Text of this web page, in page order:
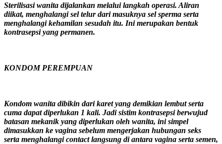
Sterilisasi wanita dijalankan melalui langkah operasi. Aliran
diikat, menghalangi sel telur dari masuknya sel sperma serta
menghalangi kehamilan sesudah itu. Ini merupakan bentuk
kontrasepsi yang permanen.
KONDOM PEREMPUAN
Kondom wanita dibikin dari karet yang demikian lembut serta
cuma dapat diperlukan 1 kali. Jadi sistim kontrasepsi berwujud
batasan mekanik yang diperlukan oleh wanita, ini simpel
dimasukkan ke vagina sebelum mengerjakan hubungan seks
serta menghalangi contact langsung di antara vagina serta semen,